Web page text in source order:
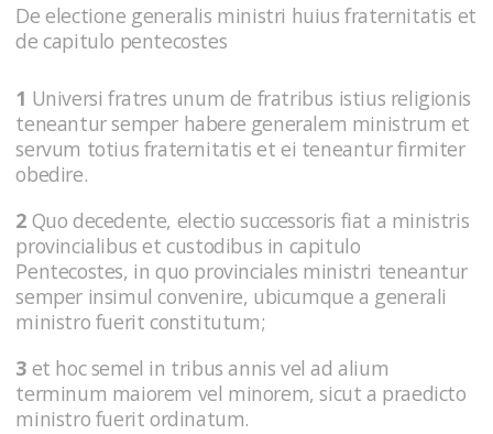
De electione generalis ministri huius fraternitatis et
de capitulo pentecostes
1 Universi fratres unum de fratribus istius religionis
teneantur semper habere generalem ministrum et
servum totius fraternitatis et ei teneantur firmiter
obedire.
2 Quo decedente, electio successoris fiat a ministris
provincialibus et custodibus in capitulo
Pentecostes, in quo provinciales ministri teneantur
semper insimul convenire, ubicumque a generali
ministro fuerit constitutum;
3 et hoc semel in tribus annis vel ad alium
terminum maiorem vel minorem, sicut a praedicto
ministro fuerit ordinatum.